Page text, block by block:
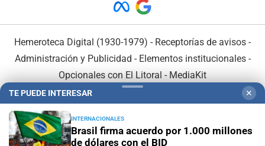
Hemeroteca Digital (1930-1979) - Receptorías de avisos -
Administración y Publicidad - Elementos institucionales-
Opcionales con El Litoral - MediaKit
TE PUEDE INTERESAR ✕
INTERNACIONALES
Brasil firma acuerdo por 1.000 millones
de dólares con el BID